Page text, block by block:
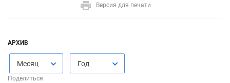
Версия для печати
АРХИВ
Месяц Год
Поделиться